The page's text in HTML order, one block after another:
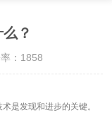
？
：1858
是发现和进步的关键。